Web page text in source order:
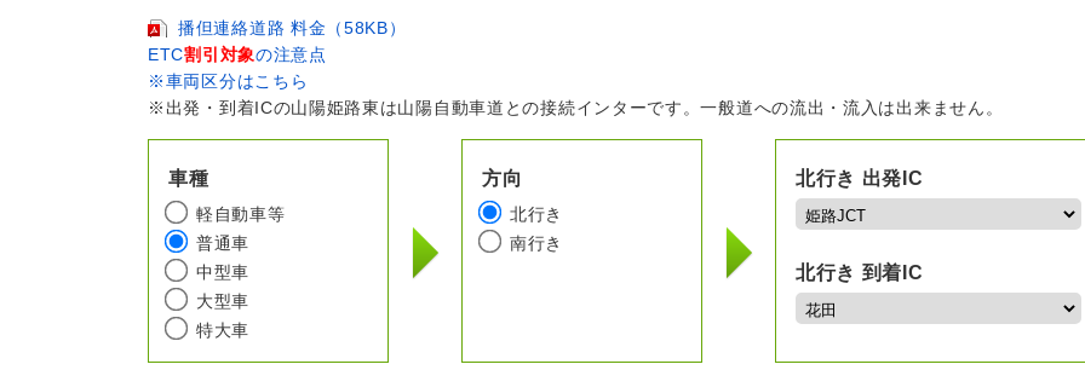
播但連絡道路 料金（58KB）
ETC割引対象の注意点
※車両区分はこちら
※出発・到着ICの山陽姫路東は山陽自動車道との接続インターです。一般道への流出・流入は出来ません。
車種
軽自動車等
普通車
中型車
大型車
特大車
方向
北行き
南行き
北行き 出発IC
北行き 到着IC